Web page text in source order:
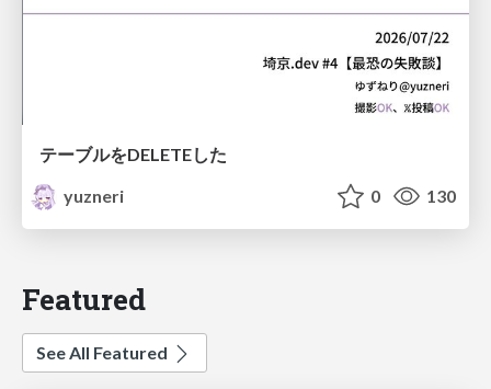
テーブルをDELETEした
yuzneri
0 130
Featured
See All Featured